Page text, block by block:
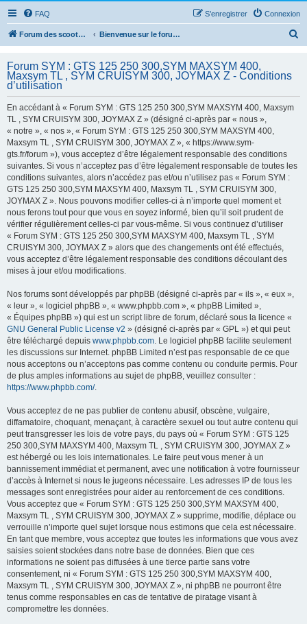
FAQ Connexion
S’enregistrer
Forum des scooters SYM - GTS -MAXSYM - CRUISYM - JOYMAX - Maxsym TL Bienvenue sur le forum des scooters de la gamme SYM
e
Forum SYM : GTS 125 250 300,SYM MAXSYM 400,
Maxsym TL , SYM CRUISYM 300, JOYMAX Z - Conditions
d’utilisation
En accédant à « Forum SYM : GTS 125 250 300,SYM MAXSYM 400, Maxsym
TL , SYM CRUISYM 300, JOYMAX Z » (désigné ci-après par « nous »,
« notre », « nos », « Forum SYM : GTS 125 250 300,SYM MAXSYM 400,
Maxsym TL , SYM CRUISYM 300, JOYMAX Z », « https://www.sym-
gts.fr/forum »), vous acceptez d’être légalement responsable des conditions
suivantes. Si vous n’acceptez pas d’être légalement responsable de toutes les
conditions suivantes, alors n’accédez pas et/ou n’utilisez pas « Forum SYM :
GTS 125 250 300,SYM MAXSYM 400, Maxsym TL , SYM CRUISYM 300,
JOYMAX Z ». Nous pouvons modifier celles-ci à n’importe quel moment et
nous ferons tout pour que vous en soyez informé, bien qu’il soit prudent de
vérifier régulièrement celles-ci par vous-même. Si vous continuez d’utiliser
« Forum SYM : GTS 125 250 300,SYM MAXSYM 400, Maxsym TL , SYM
CRUISYM 300, JOYMAX Z » alors que des changements ont été effectués,
vous acceptez d’être légalement responsable des conditions découlant des
mises à jour et/ou modifications.
Nos forums sont développés par phpBB (désigné ci-après par « ils », « eux »,
« leur », « logiciel phpBB », « www.phpbb.com », « phpBB Limited »,
« Équipes phpBB ») qui est un script libre de forum, déclaré sous la licence «
GNU General Public License v2 » (désigné ci-après par « GPL ») et qui peut
être téléchargé depuis www.phpbb.com. Le logiciel phpBB facilite seulement
les discussions sur Internet. phpBB Limited n’est pas responsable de ce que
nous acceptons ou n’acceptons pas comme contenu ou conduite permis. Pour
de plus amples informations au sujet de phpBB, veuillez consulter :
https://www.phpbb.com/.
Vous acceptez de ne pas publier de contenu abusif, obscène, vulgaire,
diffamatoire, choquant, menaçant, à caractère sexuel ou tout autre contenu qui
peut transgresser les lois de votre pays, du pays où « Forum SYM : GTS 125
250 300,SYM MAXSYM 400, Maxsym TL , SYM CRUISYM 300, JOYMAX Z »
est hébergé ou les lois internationales. Le faire peut vous mener à un
bannissement immédiat et permanent, avec une notification à votre fournisseur
d’accès à Internet si nous le jugeons nécessaire. Les adresses IP de tous les
messages sont enregistrées pour aider au renforcement de ces conditions.
Vous acceptez que « Forum SYM : GTS 125 250 300,SYM MAXSYM 400,
Maxsym TL , SYM CRUISYM 300, JOYMAX Z » supprime, modifie, déplace ou
verrouille n’importe quel sujet lorsque nous estimons que cela est nécessaire.
En tant que membre, vous acceptez que toutes les informations que vous avez
saisies soient stockées dans notre base de données. Bien que ces
informations ne soient pas diffusées à une tierce partie sans votre
consentement, ni « Forum SYM : GTS 125 250 300,SYM MAXSYM 400,
Maxsym TL , SYM CRUISYM 300, JOYMAX Z », ni phpBB ne pourront être
tenus comme responsables en cas de tentative de piratage visant à
compromettre les données.